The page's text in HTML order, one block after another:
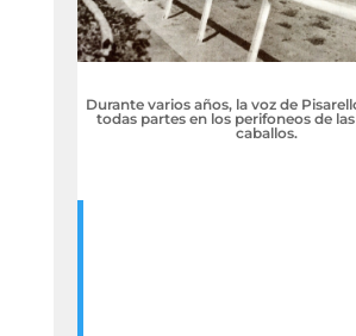
Durante varios años, la voz de
todas partes en los perifoneos de
caballos.